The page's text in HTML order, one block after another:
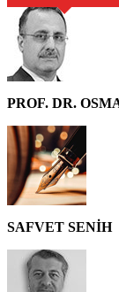
PROF. DR.
SAFVET SENİH